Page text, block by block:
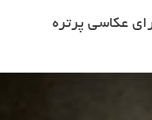
عکاسی پرتره